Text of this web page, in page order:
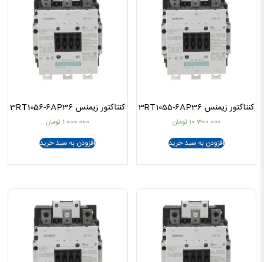
کنتاکتور زیمنس 3RT1055-6AP36
10.300.000 تومان
افزودن به سبد خرید
کنتاکتور زیمنس 3RT1056-6AP36
1.000.000 تومان
افزودن به سبد خرید